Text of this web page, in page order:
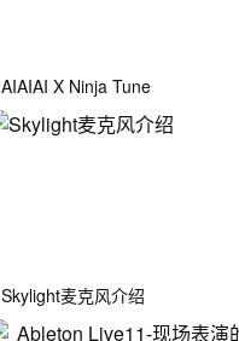
AIAIAI X Ninja Tune
Skylight麦克风介绍